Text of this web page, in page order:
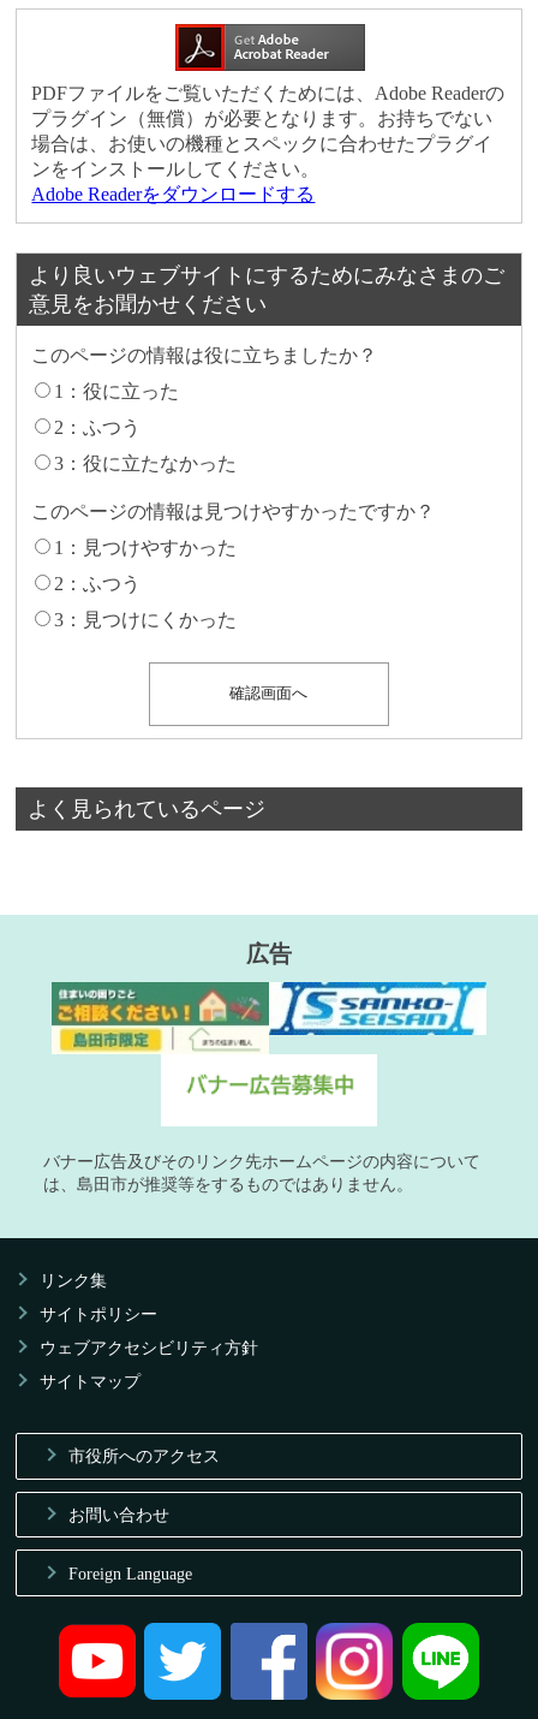
PDFファイルをご覧いただくためには、Adobe Readerの
プラグイン（無償）が必要となります。お持ちでない
場合は、お使いの機種とスペックに合わせたプラグイ
ンをインストールしてください。
Adobe Readerをダウンロードする
より良いウェブサイトにするためにみなさまのご
意見をお聞かせください
このページの情報は役に立ちましたか？
1：役に立った
2：ふつう
3：役に立たなかった
このページの情報は見つけやすかったですか？
1：見つけやすかった
2：ふつう
3：見つけにくかった
よく見られているページ
広告
バナー広告及びそのリンク先ホームページの内容について
は、島田市が推奨等をするものではありません。
リンク集
サイトポリシー
ウェブアクセシビリティ方針
サイトマップ
市役所へのアクセス
お問い合わせ
Foreign Language